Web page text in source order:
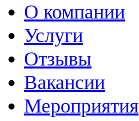
О компании
Услуги
Отзывы
Вакансии
Мероприятия